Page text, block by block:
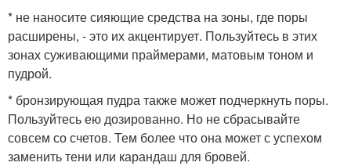
* не наносите сияющие средства на зоны, где поры
расширены, - это их акцентирует. Пользуйтесь в этих
зонах суживающими праймерами, матовым тоном и
пудрой.
* бронзирующая пудра также может подчеркнуть поры.
Пользуйтесь ею дозированно. Но не сбрасывайте
совсем со счетов. Тем более что она может с успехом
заменить тени или карандаш для бровей.